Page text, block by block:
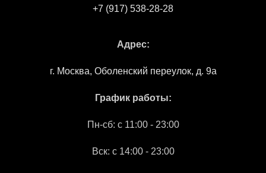
+7 (917) 538-28-28
Адрес:
г. Москва, Оболенский переулок, д. 9а
График работы:
Пн-сб: c 11:00 - 23:00
Вск: с 14:00 - 23:00